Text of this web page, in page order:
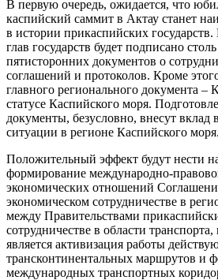
В первую очередь, ожидается, что
каспийский саммит в Актау станет
в истории прикаспийских
глав государств будет подписано
пятисторонних документов о
соглашений и протоколов. Кроме
главного регионального документа
статусе Каспийского моря.
документы, безусловно, внесут вклад
ситуации в регионе Каспийского моря.
Положительный эффект будут нести
формирование международно-
экономических отношений
экономическом сотрудничестве в
между Правительствами
сотрудничестве в области
является активизация работы
трансконтинентальных маршрутов и
международных транспортных